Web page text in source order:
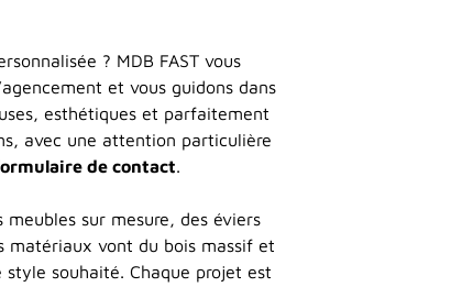
? MDB FAST vous
et vous guidons dans
esthétiques et parfaitement
avec une attention particulière
de contact.
sur mesure, des éviers
matériaux vont du bois massif et
souhaité. Chaque projet est